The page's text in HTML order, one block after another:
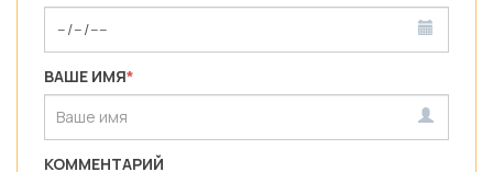
ВАШЕ ИМЯ*
КОММЕНТАРИЙ